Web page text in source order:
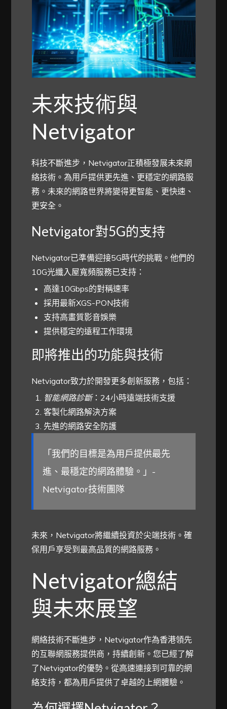
未來技術與
Netvigator
科技不斷進步，Netvigator正積極發展未來網
絡技術。為用戶提供更先進、更穩定的網路服
務。未來的網路世界將變得更智能、更快速、
更安全。
Netvigator對5G的支持
Netvigator已準備迎接5G時代的挑戰。他們的
10G光纖入屋寬頻服務已支持：
高達10Gbps的對稱速率
採用最新XGS-PON技術
支持高畫質影音娛樂
提供穩定的遠程工作環境
即將推出的功能與技術
Netvigator致力於開發更多創新服務，包括：
智能網路診斷：24小時遠端技術支援
客製化網路解決方案
先進的網路安全防護
「我們的目標是為用戶提供最先
進、最穩定的網路體驗。」-
Netvigator技術團隊
未來，Netvigator將繼續投資於尖端技術。確
保用戶享受到最高品質的網路服務。
Netvigator總結
與未來展望
網絡技術不斷進步，Netvigator作為香港領先
的互聯網服務提供商，持續創新。您已經了解
了Netvigator的優勢。從高速連接到可靠的網
絡支持，都為用戶提供了卓越的上網體驗。